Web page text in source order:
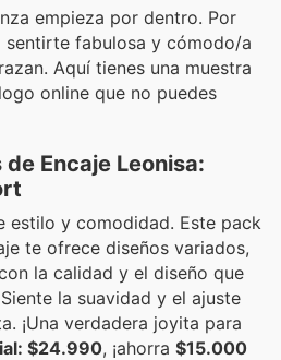
empieza por dentro. Por
sentirte fabulosa y cómodo/a
Aquí tienes una muestra
online que no puedes
Encaje Leonisa:
estilo y comodidad. Este pack
te ofrece diseños variados,
la calidad y el diseño que
la suavidad y el ajuste
¡Una verdadera joyita para
$24.990, ¡ahorra $15.000